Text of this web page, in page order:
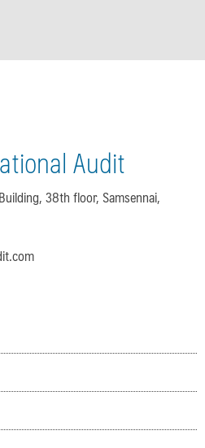
Audit
38th floor, Samsennai,